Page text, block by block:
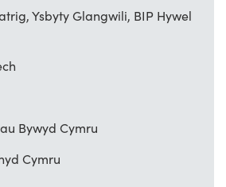
Ysbyty Glangwili, BIP Hywel
Bywyd Cymru
Cymru